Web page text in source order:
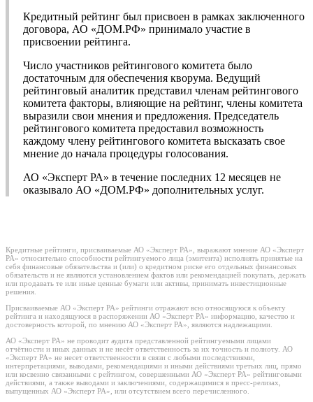
Кредитный рейтинг был присвоен в рамках заключенного
договора, АО «ДОМ.РФ» принимало участие в
присвоении рейтинга.
Число участников рейтингового комитета было
достаточным для обеспечения кворума. Ведущий
рейтинговый аналитик представил членам рейтингового
комитета факторы, влияющие на рейтинг, члены комитета
выразили свои мнения и предложения. Председатель
рейтингового комитета предоставил возможность
каждому члену рейтингового комитета высказать свое
мнение до начала процедуры голосования.
АО «Эксперт РА» в течение последних 12 месяцев не
оказывало АО «ДОМ.РФ» дополнительных услуг.
Кредитные рейтинги, присваиваемые АО «Эксперт РА», выражают мнение АО «Эксперт
РА» относительно способности рейтингуемого лица (эмитента) исполнять принятые на
себя финансовые обязательства и (или) о кредитном риске его отдельных финансовых
обязательств и не являются установлением фактов или рекомендацией покупать, держать
или продавать те или иные ценные бумаги или активы, принимать инвестиционные
решения.
Присваиваемые АО «Эксперт РА» рейтинги отражают всю относящуюся к объекту
рейтинга и находящуюся в распоряжении АО «Эксперт РА» информацию, качество и
достоверность которой, по мнению АО «Эксперт РА», являются надлежащими.
АО «Эксперт РА» не проводит аудита представленной рейтингуемыми лицами
отчётности и иных данных и не несёт ответственность за их точность и полноту. АО
«Эксперт РА» не несет ответственности в связи с любыми последствиями,
интерпретациями, выводами, рекомендациями и иными действиями третьих лиц, прямо
или косвенно связанными с рейтингом, совершенными АО «Эксперт РА» рейтинговыми
действиями, а также выводами и заключениями, содержащимися в пресс-релизах,
выпущенных АО «Эксперт РА», или отсутствием всего перечисленного.